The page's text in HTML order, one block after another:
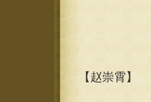
【赵崇霄】